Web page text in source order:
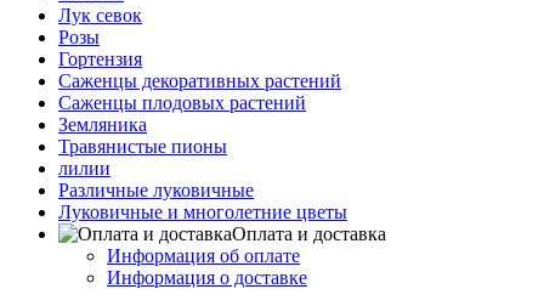
Лук севок
Розы
Гортензия
Саженцы декоративных растений
Саженцы плодовых растений
Земляника
Травянистые пионы
лилии
Различные луковичные
Луковичные и многолетние цветы
Оплата и доставка
Информация об оплате
Информация о доставке